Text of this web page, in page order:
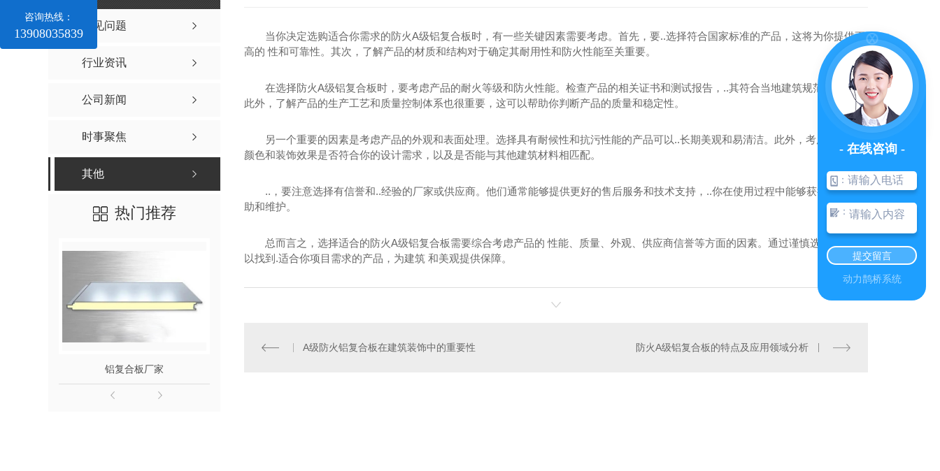
常见问题
行业资讯
公司新闻
时事聚焦
其他
热门推荐
铝复合板厂家
当你决定选购适合你需求的防火A级铝复合板时，有一些关键因素需要考虑。首先，要..选择符合国家标准的产品，这将为你提供更
高的 性和可靠性。其次，了解产品的材质和结构对于确定其耐用性和防火性能至关重要。
在选择防火A级铝复合板时，要考虑产品的耐火等级和防火性能。检查产品的相关证书和测试报告，..其符合当地建筑规范和 标准。
此外，了解产品的生产工艺和质量控制体系也很重要，这可以帮助你判断产品的质量和稳定性。
另一个重要的因素是考虑产品的外观和表面处理。选择具有耐候性和抗污性能的产品可以..长期美观和易清洁。此外，考虑产品的
颜色和装饰效果是否符合你的设计需求，以及是否能与其他建筑材料相匹配。
..，要注意选择有信誉和..经验的厂家或供应商。他们通常能够提供更好的售后服务和技术支持，..你在使用过程中能够获得及时帮
助和维护。
总而言之，选择适合的防火A级铝复合板需要综合考虑产品的 性能、质量、外观、供应商信誉等方面的因素。通过谨慎选择，你可
以找到.适合你项目需求的产品，为建筑 和美观提供保障。
A级防火铝复合板在建筑装饰中的重要性 防火A级铝复合板的特点及应用领域分析
咨询热线：
13908035839
- 在线咨询 -
：
：
提交留言
动力鹊桥系统